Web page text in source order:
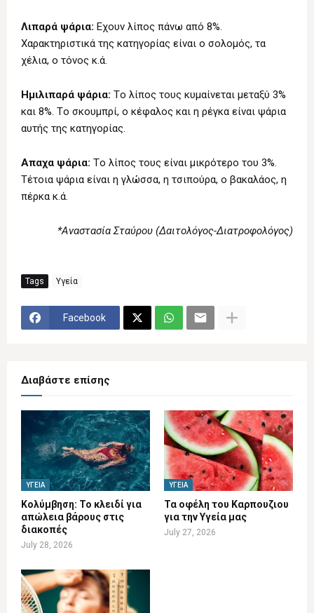
Λιπαρά ψάρια: Eχουν λίπος πάνω από 8%.
Xαρακτηριστικά της κατηγορίας είναι ο σολομός, τα
χέλια, ο τόνος κ.ά.
Hμιλιπαρά ψάρια: Tο λίπος τους κυμαίνεται μεταξύ 3%
και 8%. Tο σκουμπρί, ο κέφαλος και η ρέγκα είναι ψάρια
αυτής της κατηγορίας.
Aπαχα ψάρια: Tο λίπος τους είναι μικρότερο του 3%.
Tέτοια ψάρια είναι η γλώσσα, η τσιπούρα, ο βακαλάος, η
πέρκα κ.ά.
*Αναστασία Σταύρου (Δαιτολόγος-Διατροφολόγος)
Tags Υγεία
Facebook
Διαβάστε επίσης
ΥΓΕΊΑ
Κολύμβηση: Το κλειδί για
απώλεια βάρους στις
διακοπές
July 28, 2026
ΥΓΕΊΑ
Τα οφέλη του Καρπουζιου
για την Υγεία μας
July 27, 2026